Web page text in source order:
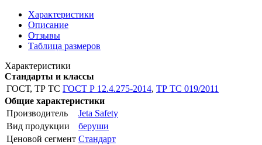
Характеристики
Описание
Отзывы
Таблица размеров
Характеристики
Стандарты и классы
ГОСТ, ТР ТС ГОСТ Р 12.4.275-2014, ТР ТС 019/2011
Общие характеристики
Производитель
Jeta Safety
Вид продукции
беруши
Ценовой сегмент Стандарт